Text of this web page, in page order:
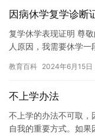
因病休学复学诊断
复学休学表现证明 尊
人原因，我需要休学
教育百科 2024年6月15日
不上学办法
不上学的办法不可取，
自我的重要方式。如